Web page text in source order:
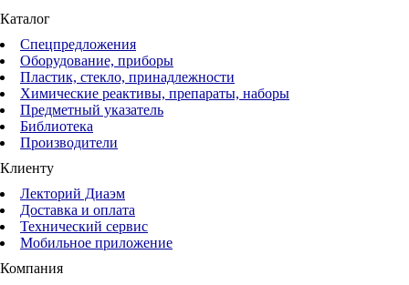
Каталог
Спецпредложения
Оборудование, приборы
Пластик, стекло, принадлежности
Химические реактивы, препараты, наборы
Предметный указатель
Библиотека
Производители
Клиенту
Лекторий Диаэм
Доставка и оплата
Технический сервис
Мобильное приложение
Компания